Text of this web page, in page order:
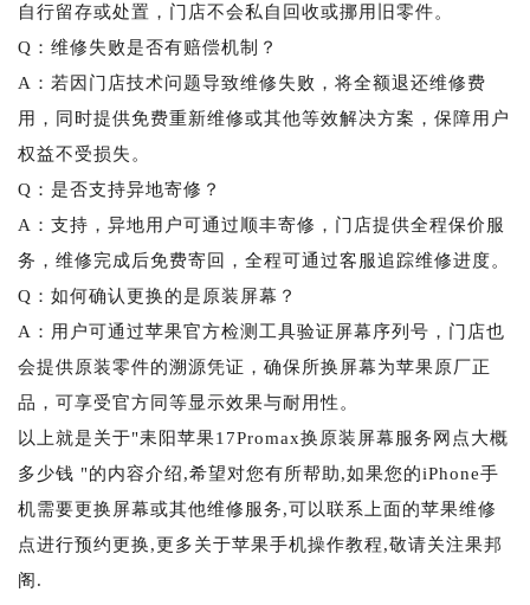
自行留存或处置，门店不会私自回收或挪用旧零件。
Q：维修失败是否有赔偿机制？
A：若因门店技术问题导致维修失败，将全额退还维修费
用，同时提供免费重新维修或其他等效解决方案，保障用户
权益不受损失。
Q：是否支持异地寄修？
A：支持，异地用户可通过顺丰寄修，门店提供全程保价服
务，维修完成后免费寄回，全程可通过客服追踪维修进度。
Q：如何确认更换的是原装屏幕？
A：用户可通过苹果官方检测工具验证屏幕序列号，门店也
会提供原装零件的溯源凭证，确保所换屏幕为苹果原厂正
品，可享受官方同等显示效果与耐用性。
以上就是关于"耒阳苹果17Promax换原装屏幕服务网点大概
多少钱 "的内容介绍,希望对您有所帮助,如果您的iPhone手
机需要更换屏幕或其他维修服务,可以联系上面的苹果维修
点进行预约更换,更多关于苹果手机操作教程,敬请关注果邦
阁.